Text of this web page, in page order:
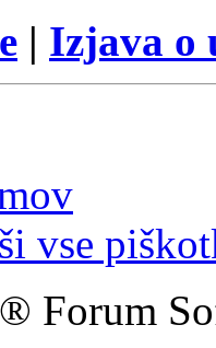
| Izjava o
vse
® Forum